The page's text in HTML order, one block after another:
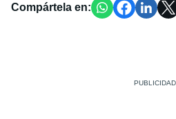
Compártela en: